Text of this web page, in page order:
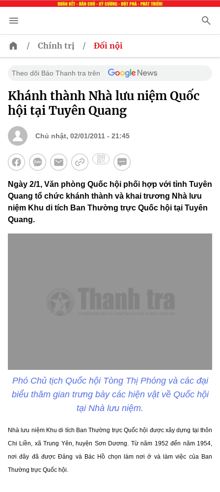
/ Chính trị / Đối nội
Theo dõi Báo Thanh tra trên
Khánh thành Nhà lưu niệm Quốc
hội tại Tuyên Quang
Chủ nhật, 02/01/2011 - 21:45
Ngày 2/1, Văn phòng Quốc hội phối hợp với tỉnh Tuyên
Quang tổ chức khánh thành và khai trương Nhà lưu
niệm Khu di tích Ban Thường trực Quốc hội tại Tuyên
Quang.
Phó Chủ tịch Quốc hội Tòng Thị Phóng và các đại
biểu thăm gian trưng bày các hiện vật về Quốc hội
tại Nhà lưu niệm.
Nhà lưu niệm Khu di tích Ban Thường trực Quốc hội được xây dựng tại thôn
Chi Liền, xã Trung Yên, huyện Sơn Dương. Từ năm 1952 đến năm 1954,
nơi đây đã được Đảng và Bác Hồ chọn làm nơi ở và làm việc của Ban
Thường trực Quốc hội.